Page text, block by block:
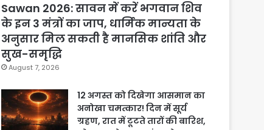
Sawan 2026: सावन में करें भगवान शिव
के इन 3 मंत्रों का जाप, धार्मिक मान्यता के
अनुसार मिल सकती है मानसिक शांति और
सुख-समृद्धि
August 7, 2026
12 अगस्त को दिखेगा आसमान का
अनोखा चमत्कार! दिन में सूर्य
ग्रहण, रात में टूटते तारों की बारिश,